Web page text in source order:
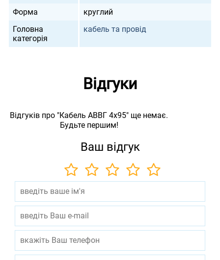
Форма
круглий
Головна
категорія
кабель та провід
Відгуки
Відгуків про "Кабель АВВГ 4х95" ще немає.
Будьте першим!
Ваш відгук